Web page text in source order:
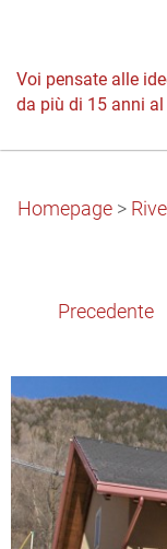
Voi pensate alle
da più di 15 anni
Homepage >
Precedente